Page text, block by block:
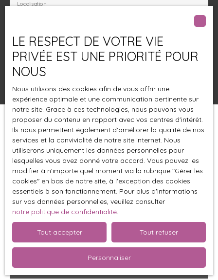
Localisation
Surface min (m²)
Rechercher
Pertinence
Trier par Créer une alerte
LE RESPECT DE VOTRE VIE
PRIVÉE EST UNE PRIORITÉ POUR
NOUS
Nous utilisons des cookies afin de vous offrir une
expérience optimale et une communication pertinente sur
notre site. Grace à ces technologies, nous pouvons vous
proposer du contenu en rapport avec vos centres d'intérêt.
Ils nous permettent également d'améliorer la qualité de nos
services et la convivialité de notre site internet. Nous
utiliserons uniquement les données personnelles pour
lesquelles vous avez donné votre accord. Vous pouvez les
modifier à n'importe quel moment via la rubrique ″Gérer les
cookies″ en bas de notre site, à l'exception des cookies
essentiels à son fonctionnement. Pour plus d'informations
sur vos données personnelles, veuillez consulter
notre politique de confidentialité.
Tout accepter Tout refuser
Personnaliser